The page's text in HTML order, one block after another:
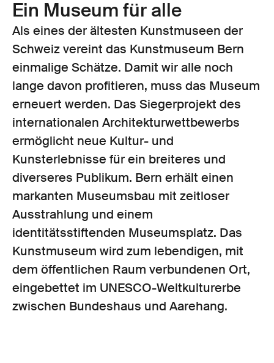
Ein Museum für alle
Als eines der ältesten Kunstmuseen der
Schweiz vereint das Kunstmuseum Bern
einmalige Schätze. Damit wir alle noch
lange davon profitieren, muss das Museum
erneuert werden. Das Siegerprojekt des
internationalen Architekturwettbewerbs
ermöglicht neue Kultur- und
Kunsterlebnisse für ein breiteres und
diverseres Publikum. Bern erhält einen
markanten Museumsbau mit zeitloser
Ausstrahlung und einem
identitätsstiftenden Museumsplatz. Das
Kunstmuseum wird zum lebendigen, mit
dem öffentlichen Raum verbundenen Ort,
eingebettet im UNESCO-Weltkulturerbe
zwischen Bundeshaus und Aarehang.